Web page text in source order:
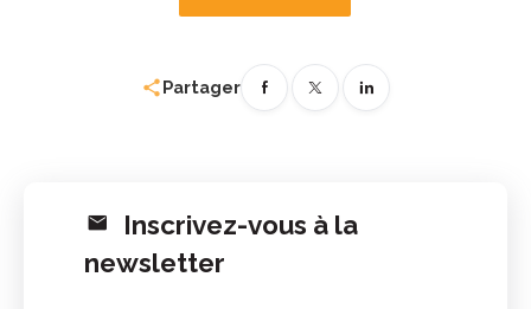
sharePartager
Inscrivez-vous à la
newsletter